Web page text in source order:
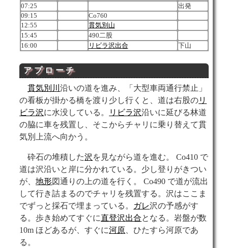
07:25
出発
09:15
Co760
12:55
貫気別山
15:45
490二股
16:00
リビラ沢出合 下山
アプローチ
貫気別川沿いの道を進み、「大型車両通行禁止」
の看板が掛かる橋を渡り少し行くと、道は右股のリ
ビラ沢に水没している。 リビラ沢沿いに延びる林道
の脇に車を残置し、そこからチャリに乗り替えて貫
気別上流へ向かう。
砕石の堆積した沢 を見ながら道を進む。 Co410 で
道は沢沿いと岸に分かれている。少し登りがきつい
が、地形図通りの上の道を行く。 Co490 で道が流出
して行き詰まるのでチャリを残置する。沢はここま
でずっと採石で埋まっている。
ガレ沢の予感がす
る。歩き始めてすぐに直登沢出合となる。岩盤が数
10m ほどあるが、すぐに河原、ひたすら河原であ
る。